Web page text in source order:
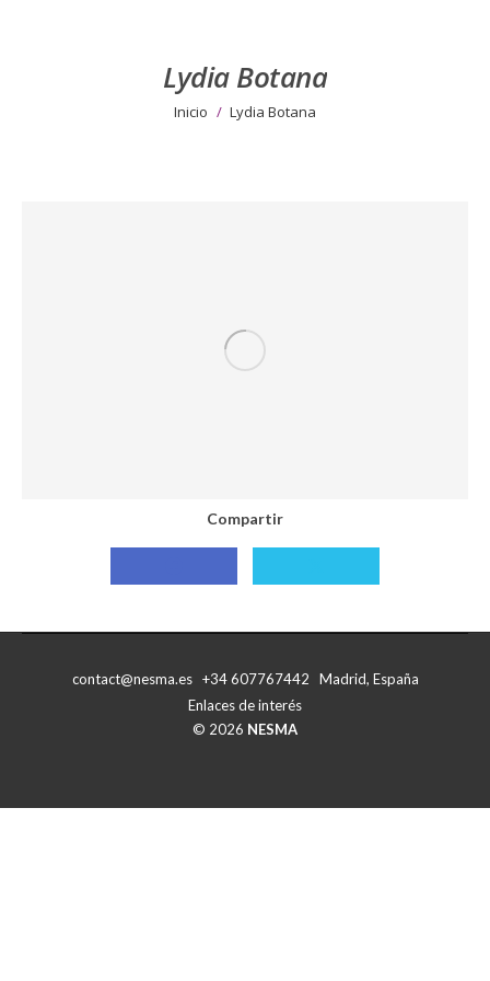
Lydia Botana
Estás aquí:
Inicio Lydia Botana
Compartir
Compartir
Compartir
contact@nesma.es +34 607767442 Madrid, España
Enlaces de interés
© 2026 NESMA